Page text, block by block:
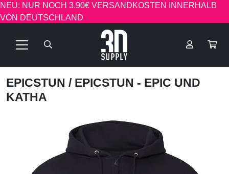
NEU: NUR NOCH 3.90€ VERSANDKOSTEN INNERHALB
VON DEUTSCHLAND
EPICSTUN / EPICSTUN - EPIC UND
KATHA